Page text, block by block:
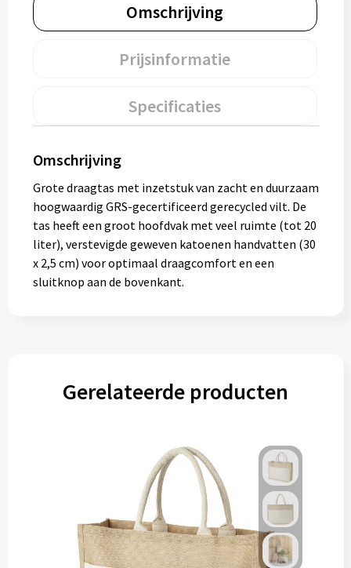
Klassieke paraplu's
Opvouwbare paraplu's
Technologie
Vrije tijd
Gereedschap
Persoonlijke verzorging
Verpakkingen
Omschrijving
Prijsinformatie
Specificaties
Omschrijving
Grote draagtas met inzetstuk van zacht en duurzaam
hoogwaardig GRS-gecertificeerd gerecycled vilt. De
tas heeft een groot hoofdvak met veel ruimte (tot 20
liter), verstevigde geweven katoenen handvatten (30
x 2,5 cm) voor optimaal draagcomfort en een
sluitknop aan de bovenkant.
Gerelateerde producten